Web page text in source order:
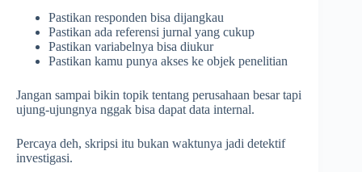
Pastikan responden bisa dijangkau
Pastikan ada referensi jurnal yang cukup
Pastikan variabelnya bisa diukur
Pastikan kamu punya akses ke objek penelitian
Jangan sampai bikin topik tentang perusahaan besar tapi
ujung-ujungnya nggak bisa dapat data internal.
Percaya deh, skripsi itu bukan waktunya jadi detektif
investigasi.